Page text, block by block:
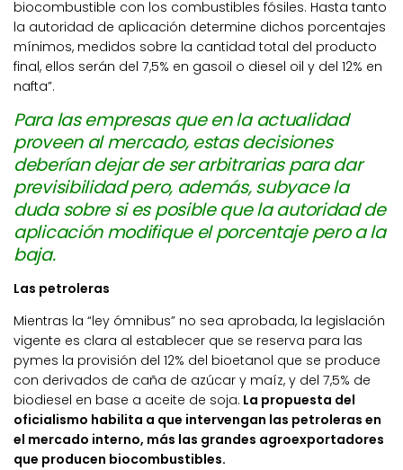
biocombustible con los combustibles fósiles. Hasta tanto
la autoridad de aplicación determine dichos porcentajes
mínimos, medidos sobre la cantidad total del producto
final, ellos serán del 7,5% en gasoil o diesel oil y del 12% en
nafta”.
Para las empresas que en la actualidad
proveen al mercado, estas decisiones
deberían dejar de ser arbitrarias para dar
previsibilidad pero, además, subyace la
duda sobre si es posible que la autoridad de
aplicación modifique el porcentaje pero a la
baja.
Las petroleras
Mientras la “ley ómnibus” no sea aprobada, la legislación
vigente es clara al establecer que se reserva para las
pymes la provisión del 12% del bioetanol que se produce
con derivados de caña de azúcar y maíz, y del 7,5% de
biodiesel en base a aceite de soja. La propuesta del
oficialismo habilita a que intervengan las petroleras en
el mercado interno, más las grandes agroexportadores
que producen biocombustibles.